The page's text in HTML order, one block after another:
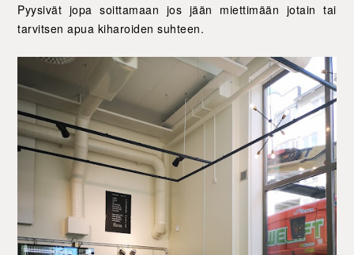
Pyysivät jopa soittamaan jos jään miettimään jotain tai
tarvitsen apua kiharoiden suhteen.